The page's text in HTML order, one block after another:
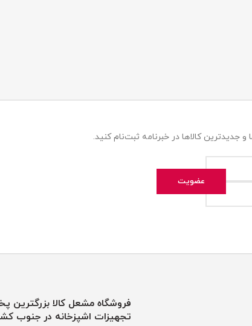
جدیدترین کالاها در خبرنامه ثبت‌نام کنید.
فروشگاه مشعل کالا بزرگترین
تجهیزات اشپزخانه در جنوب